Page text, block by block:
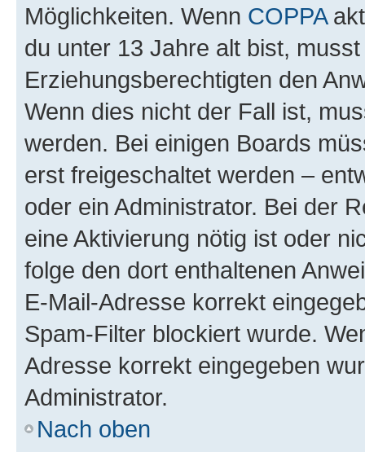
Möglichkeiten. Wenn COPPA
du unter 13 Jahre alt bist,
Erziehungsberechtigten den
Wenn dies nicht der Fall ist,
werden. Bei einigen Boards
erst freigeschaltet werden –
oder ein Administrator. Bei der
eine Aktivierung nötig ist oder
folge den dort enthaltenen
E-Mail-Adresse korrekt
Spam-Filter blockiert wurde.
Adresse korrekt eingegeben
Administrator.
Nach oben